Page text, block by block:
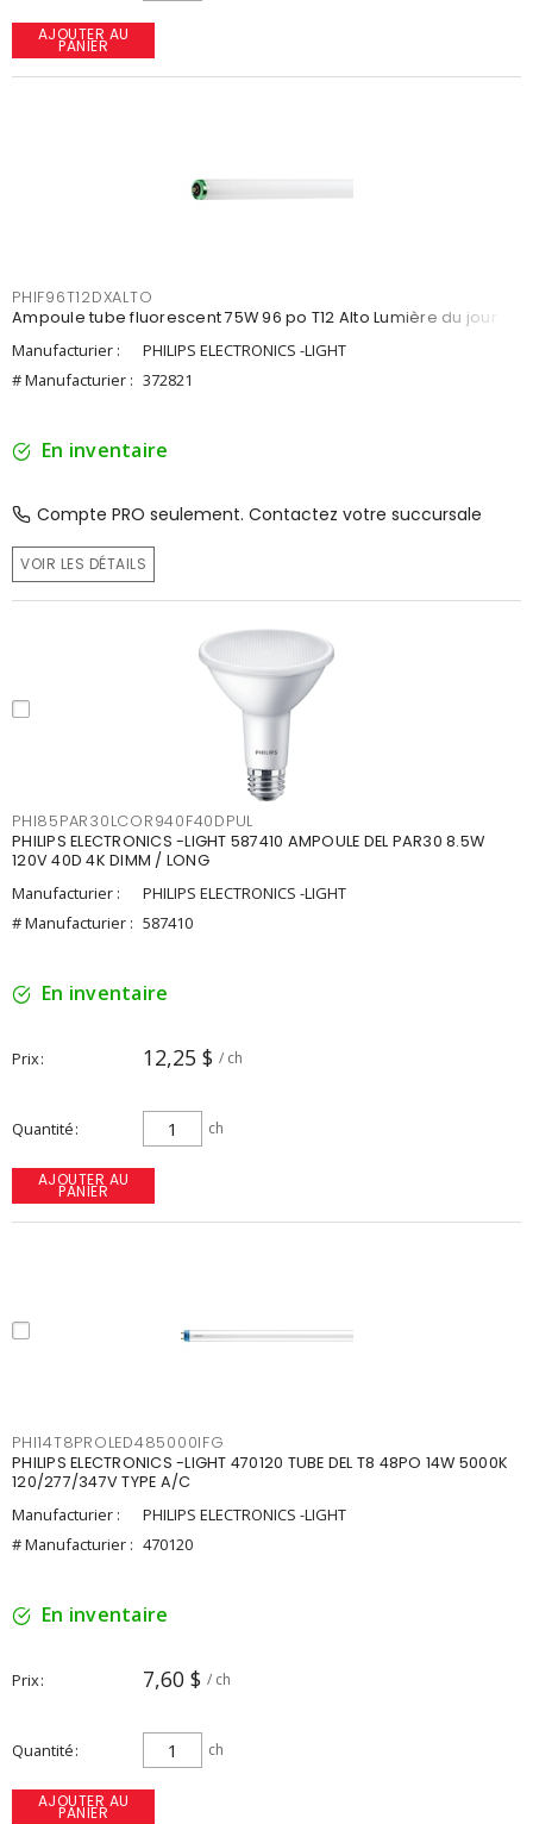
AJOUTER AU
PANIER
PHIF96T12DXALTO
Ampoule tube fluorescent 75W 96 po T12 Alto Lumière du jour
Manufacturier :
PHILIPS ELECTRONICS -LIGHT
# Manufacturier : 372821
En inventaire
Compte PRO seulement. Contactez votre succursale
VOIR LES DÉTAILS
PHI85PAR30LCOR940F40DPUL
PHILIPS ELECTRONICS -LIGHT 587410 AMPOULE DEL PAR30 8.5W
120V 40D 4K DIMM / LONG
Manufacturier :
PHILIPS ELECTRONICS -LIGHT
# Manufacturier : 587410
En inventaire
Prix 12,25 $ / ch
Quantité ch
AJOUTER AU
PANIER
PHI14T8PROLED485000IFG
PHILIPS ELECTRONICS -LIGHT 470120 TUBE DEL T8 48PO 14W 5000K
120/277/347V TYPE A/C
Manufacturier :
PHILIPS ELECTRONICS -LIGHT
# Manufacturier : 470120
En inventaire
Prix 7,60 $ / ch
Quantité ch
AJOUTER AU
PANIER